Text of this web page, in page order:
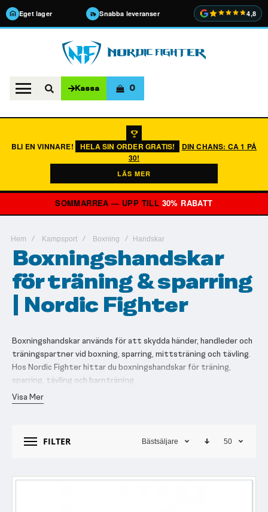
Eget lager Snabba leveranser 4,8
Kassa 0
BLI EN VINNARE! HELA SIN ORDER GRATIS!
DIN CHANS: CA 1 PÅ
30!
LÄS MER
SOMMARREA — UPP TILL 30% RABATT
Hem Kampsport Boxning Handskar
Boxningshandskar
för träning & sparring
| Nordic Fighter
Boxningshandskar används för att skydda händer, handleder och
träningspartner vid boxning, sparring, mittsträning och tävling.
Hos Nordic Fighter hittar du boxningshandskar för träning,
sparring, tävling och barnträning.
Välj handskar efter användning, oz, passform och stängning.
lättare och mer kompakta.
eller har frågor rörande någon av produkterna så tveka inte att
Visa Mer
FILTER Bästsäljare 50